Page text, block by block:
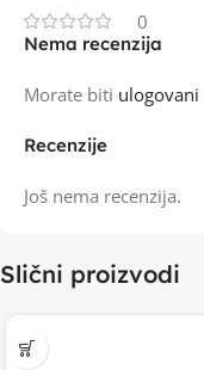
0
Recenzije
Još nema recenzija.
Nema recenzija
Morate biti ulogovani
Slični proizvodi